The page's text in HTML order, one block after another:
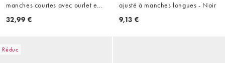
manches courtes avec ourlet en
dentelle - Noir
32,99 €
ajusté à manches longues - Noir
9,13 €
Réduc